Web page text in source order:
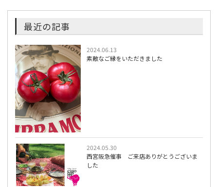
最近の記事
2024.06.13
素敵なご縁をいただきました
2024.05.30
西宮阪急催事 ご来店ありがとうございま
した